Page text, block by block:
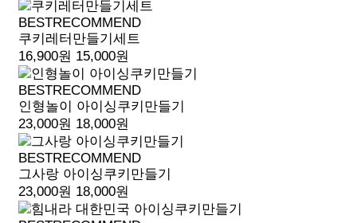
BESTRECOMMEND
쿠키레터만들기세트
16,900원 15,000원
BESTRECOMMEND
인형놀이 아이싱쿠키만들기
23,000원 18,000원
BESTRECOMMEND
그사랑 아이싱쿠키만들기
23,000원 18,000원